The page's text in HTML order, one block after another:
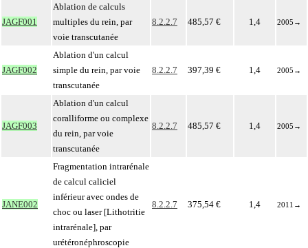
JAGF001
Ablation de calculs
multiples du rein, par
voie transcutanée
8.2.2.7 485,57 € 1,4 2005 →
JAGF002
Ablation d'un calcul
simple du rein, par voie
transcutanée
8.2.2.7 397,39 € 1,4 2005 →
JAGF003
Ablation d'un calcul
coralliforme ou complexe
du rein, par voie
transcutanée
8.2.2.7 485,57 € 1,4 2005 →
JANE002
Fragmentation intrarénale
de calcul caliciel
inférieur avec ondes de
choc ou laser [Lithotritie
intrarénale], par
urétéronéphroscopie
8.2.2.7 375,54 € 1,4 2011 →